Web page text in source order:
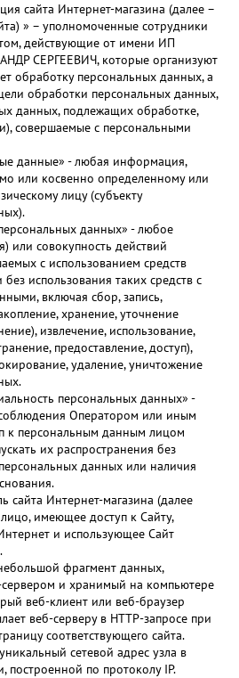
сайта Интернет-магазина (далее –
» – уполномоченные сотрудники
действующие от имени ИП
СЕРГЕЕВИЧ, которые организуют
обработку персональных данных, а
обработки персональных данных,
данных, подлежащих обработке,
совершаемые с персональными
данные» - любая информация,
или косвенно определенному или
лицу (субъекту
данных» - любое
или совокупность действий
с использованием средств
использования таких средств с
включая сбор, запись,
хранение, уточнение
извлечение, использование,
предоставление, доступ),
удаление, уничтожение
персональных данных» -
Оператором или иным
к персональным данным лицом
их распространения без
данных или наличия
сайта Интернет-магазина (далее
лицо, имеющее доступ к Сайту,
и использующее Сайт
фрагмент данных,
и хранимый на компьютере
веб-клиент или веб-браузер
веб-серверу в HTTP-запросе при
соответствующего сайта.
сетевой адрес узла в
построенной по протоколу IP.